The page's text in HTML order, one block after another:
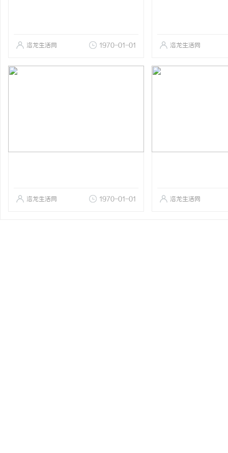
洛龙生活网 1970-01-01 洛龙生活网
洛龙生活网 1970-01-01 洛龙生活网